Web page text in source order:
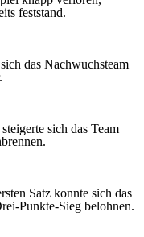
feststand.
das Nachwuchsteam
sich das Team
Satz konnte sich das
Punkte-Sieg belohnen.